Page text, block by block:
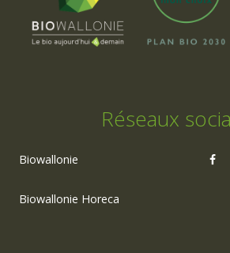
Réseaux
Biowallonie
Biowallonie Horeca